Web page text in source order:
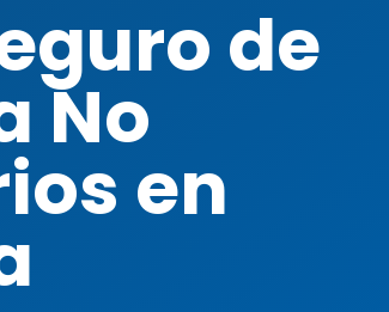
de
No
en